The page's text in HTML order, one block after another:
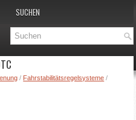
SUCHEN
/ Fahrstabilitätsregelsysteme /